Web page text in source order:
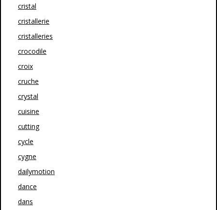
cristal
cristallerie
cristalleries
crocodile
croix
cruche
crystal
cuisine
cutting
cycle
cygne
dailymotion
dance
dans